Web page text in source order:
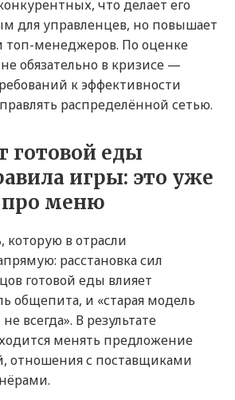
что делает его
для управленцев, но повышает
топ-менеджеров. По оценке
обязательно в кризисе —
к эффективности
распределённой сетью.
готовой еды
игры: это уже
про меню
которую в отрасли
расстановка сил
готовой еды влияет
общепита, и «старая модель
всегда». В результате
менять предложение
отношения с поставщиками